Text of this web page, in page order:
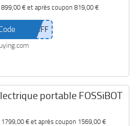
899,00 €et après coupon 819,00 €
portable FOSSiBOT
1799,00 €et après coupon 1569,00 €